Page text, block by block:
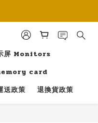
屏 Monitors
card
送政策 退換貨政策